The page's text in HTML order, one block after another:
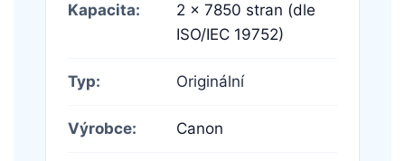
Kapacita:
2 × 7850 stran (dle
ISO/IEC 19752)
Typ: Originální
Výrobce: Canon